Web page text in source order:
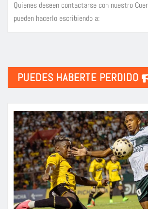
Quienes deseen contactarse con nuestro
pueden hacerlo escribiendo a:
PUEDES HABERTE PERDIDO